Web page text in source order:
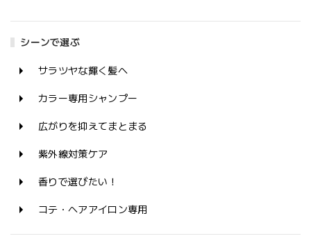
シーンで選ぶ
サラツヤな輝く髪へ
カラー専用シャンプー
広がりを抑えてまとまる
紫外線対策ケア
香りで選びたい！
コテ・ヘアアイロン専用